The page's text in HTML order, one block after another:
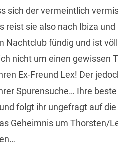
sich der vermeintlich
reist sie also nach Ibiza und
Nachtclub fündig und ist
nicht um einen gewissen
Ex-Freund Lex! Der
Spurensuche… Ihre
folgt ihr ungefragt auf
Geheimnis um Thorsten/